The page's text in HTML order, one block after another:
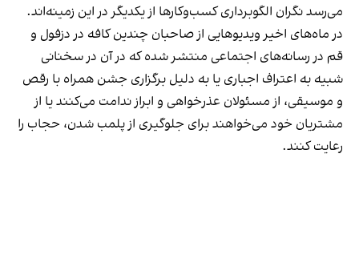
می‌رسد نگران الگوبرداری کسب‌وکارها از یکدیگر در این زمینه‌اند.
در ماه‌های اخیر ویدیوهایی از صاحبان چندین کافه در دزفول و
قم در رسانه‌های اجتماعی منتشر شده که در آن در سخنانی
شبیه به اعتراف اجباری یا به دلیل برگزاری جشن همراه با رقص
و موسیقی، از مسئولان عذرخواهی و ابراز ندامت می‌کنند یا از
مشتریان خود می‌خواهند برای جلوگیری از پلمب شدن، حجاب را
رعایت کنند.